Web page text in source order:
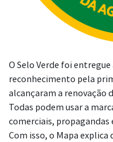
O Selo Verde foi
reconhecimento pela
alcançaram a renovação
Todas podem usar a
comerciais, propagandas
Com isso, o Mapa